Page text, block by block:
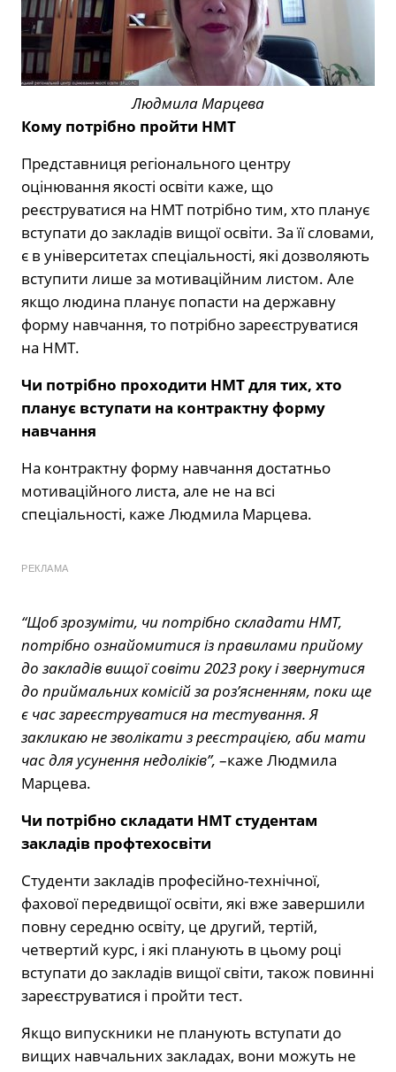
Людмила Марцева
Кому потрібно пройти НМТ
Представниця регіонального центру
оцінювання якості освіти каже, що
реєструватися на НМТ потрібно тим, хто планує
вступати до закладів вищої освіти. За її словами,
є в університетах спеціальності, які дозволяють
вступити лише за мотиваційним листом. Але
якщо людина планує попасти на державну
форму навчання, то потрібно зареєструватися
на НМТ.
Чи потрібно проходити НМТ для тих, хто
планує вступати на контрактну форму
навчання
На контрактну форму навчання достатньо
мотиваційного листа, але не на всі
спеціальності, каже Людмила Марцева.
РЕКЛАМА
“Щоб зрозуміти, чи потрібно складати НМТ,
потрібно ознайомитися із правилами прийому
до закладів вищої совіти 2023 року і звернутися
до приймальних комісій за роз’ясненням, поки ще
є час зареєструватися на тестування. Я
закликаю не зволікати з реєстрацією, аби мати
час для усунення недоліків”, –каже Людмила
Марцева.
Чи потрібно складати НМТ студентам
закладів профтехосвіти
Студенти закладів професійно-технічної,
фахової передвищої освіти, які вже завершили
повну середню освіту, це другий, тертій,
четвертий курс, і які планують в цьому році
вступати до закладів вищої світи, також повинні
зареєструватися і пройти тест.
Якщо випускники не планують вступати до
вищих навчальних закладах, вони можуть не